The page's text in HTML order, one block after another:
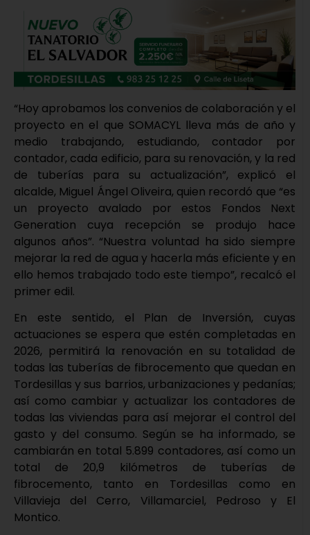
“Hoy aprobamos los convenios de colaboración y el
proyecto en el que SOMACYL lleva más de año y
medio trabajando, estudiando, contador por
contador, cada edificio, para su renovación, y la red
de tuberías para su actualización”, explicó el
alcalde, Miguel Ángel Oliveira, quien recordó que “es
un proyecto avalado por estos Fondos Next
Generation cuya recepción se produjo hace
algunos años”. “Nuestra voluntad ha sido siempre
mejorar la red de agua y hacerla más eficiente y en
ello hemos trabajado todo este tiempo”, recalcó el
primer edil.
En este sentido, el Plan de Inversión, cuyas
actuaciones se espera que estén completadas en
2026, permitirá la renovación en su totalidad de
todas las tuberías de fibrocemento que quedan en
Tordesillas y sus barrios, urbanizaciones y pedanías;
así como cambiar y actualizar los contadores de
todas las viviendas para así mejorar el control del
gasto y del consumo. Según se ha informado, se
cambiarán en total 5.899 contadores, así como un
total de 20,9 kilómetros de tuberías de
fibrocemento, tanto en Tordesillas como en
Villavieja del Cerro, Villamarciel, Pedroso y El
Montico.